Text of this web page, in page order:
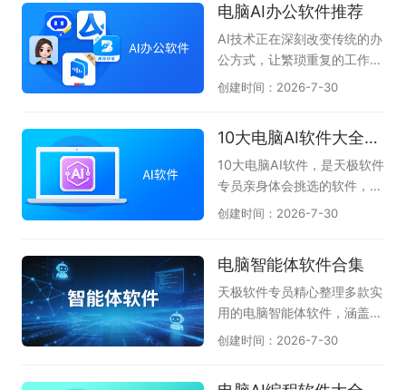
电脑AI办公软件推荐
AI技术正在深刻改变传统的办
公方式，让繁琐重复的工作变
得高效又轻松。无论是文案撰
公软件都能像得力助手一样，
帮你快速理清思路并输出高质
量成果。它们将复杂的操作简
化为几句对话指令，大幅降低
在创意与决策上，真正实现事
半功倍的智慧办公。本专题为
大家整理了一批实用的电脑AI
S AI、智能对话的豆包AI助
创建时间：2026-7-30
10大电脑AI软件大全-办公学习必备
10大电脑AI软件，是天极软件
专员亲身体会挑选的软件，无
论是AI问答、AI创作、AI答
升我们的办公效率和学习拓
展，不懂就问AI，真正体会到
了AI与人协同的魅力。本专题
共收集了DClaw、TRAE Wor
创建时间：2026-7-30
电脑智能体软件合集
天极软件专员精心整理多款实
用的电脑智能体软件，涵盖Q
Claw、AiPy爱派、WorkBud
创建时间：2026-7-30